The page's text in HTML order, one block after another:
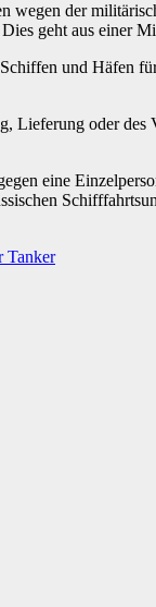
wegen der
geht aus einer
und Häfen
Lieferung oder
eine
Tanker